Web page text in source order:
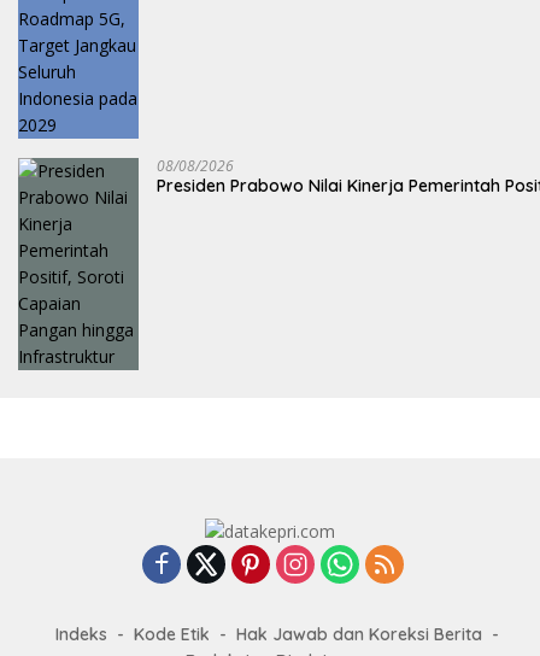
08/08/2026
Presiden Prabowo Nilai Kinerja Pemerintah
Indeks Kode Etik
Hak Jawab dan Koreksi Berita